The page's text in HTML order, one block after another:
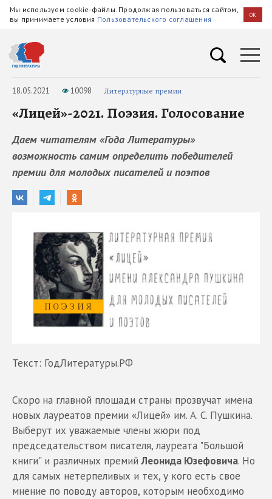
Мы используем cookie-файлы. Продолжая пользоваться сайтом,
вы принимаете условия Пользовательского соглашения OK
18.05.2021 10098 Литературные премии
«Лицей»-2021. Поэзия. Голосование
Даем читателям «Года Литературы»
возможность самим определить победителей
премии для молодых писателей и поэтов
Текст: ГодЛитературы.РФ
Скоро на главной площади страны прозвучат имена
новых лауреатов премии «Лицей» им. А. С. Пушкина.
Выберут их уважаемые члены жюри под
председательством писателя, лауреата "Большой
книги" и различных премийЛеонида Юзефовича. Но
для самых нетерпеливых и тех, у кого есть свое
мнение по поводу авторов, которым необходимо